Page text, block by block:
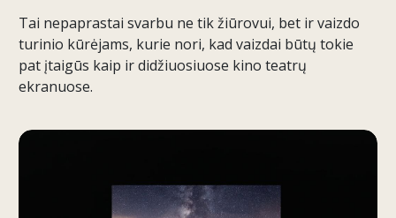
Tai nepaprastai svarbu ne tik žiūrovui, bet ir vaizdo
turinio kūrėjams, kurie nori, kad vaizdai būtų tokie
pat įtaigūs kaip ir didžiuosiuose kino teatrų
ekranuose.